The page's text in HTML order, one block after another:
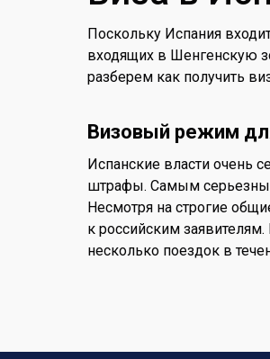
Поскольку Испания
входящих в Шенгенскую
разберем как получить
Визовый режим
Испанские власти очень
штрафы. Самым
Несмотря на строгие
к российским
несколько поездок в